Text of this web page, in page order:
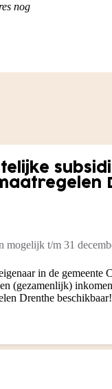
nog
mogelijk t/m 31
in de
(gezamenlijk)
Drenthe beschikbaar!